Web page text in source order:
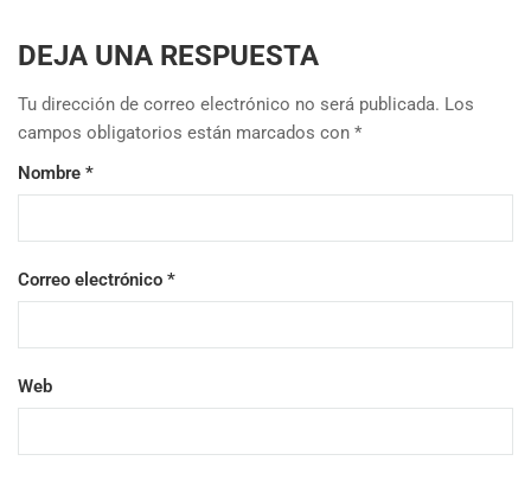
DEJA UNA RESPUESTA
Tu dirección de correo electrónico no será publicada. Los
campos obligatorios están marcados con *
Nombre *
Correo electrónico *
Web